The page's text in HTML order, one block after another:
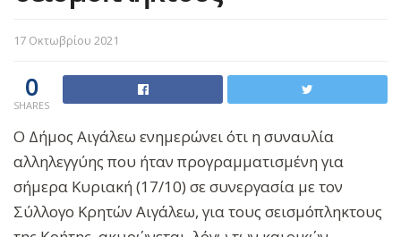
17 Οκτωβρίου 2021
0
SHARES
Ο Δήμος Αιγάλεω ενημερώνει ότι η συναυλία
αλληλεγγύης που ήταν προγραμματισμένη για
σήμερα Κυριακή (17/10) σε συνεργασία με τον
Σύλλογο Κρητών Αιγάλεω, για τους σεισμόπληκτους